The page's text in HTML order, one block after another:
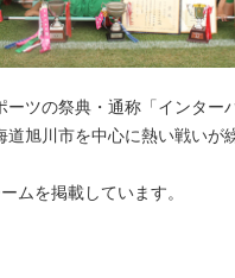
ーツの祭典・通称「インター
道旭川市を中心に熱い戦いが
ムを掲載しています。